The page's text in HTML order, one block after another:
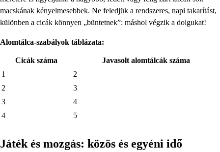
macskának kényelmesebbek. Ne feledjük a rendszeres, napi takarítást,
különben a cicák könnyen „büntetnek”: máshol végzik a dolgukat!
Alomtálca-szabályok táblázata:
Cicák száma
Javasolt alomtálcák száma
1
2
2
3
3
4
4
5
Játék és mozgás: közös és egyéni idő